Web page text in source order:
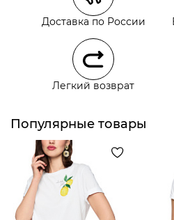
Курьерская доставка СДЭК
Самовывоз из пункта
Самовывоз из наших
Самовывоз из пункта выдачи
Доставка по России
Легкий возврат
Популярные товары